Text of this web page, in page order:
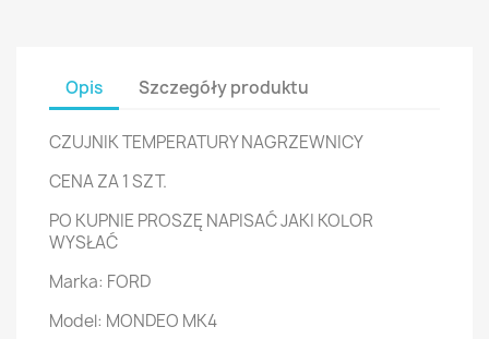
Opis Szczegóły produktu
CZUJNIK TEMPERATURY NAGRZEWNICY
CENA ZA 1 SZT.
PO KUPNIE PROSZĘ NAPISAĆ JAKI KOLOR
WYSŁAĆ
Marka: FORD
Model: MONDEO MK4